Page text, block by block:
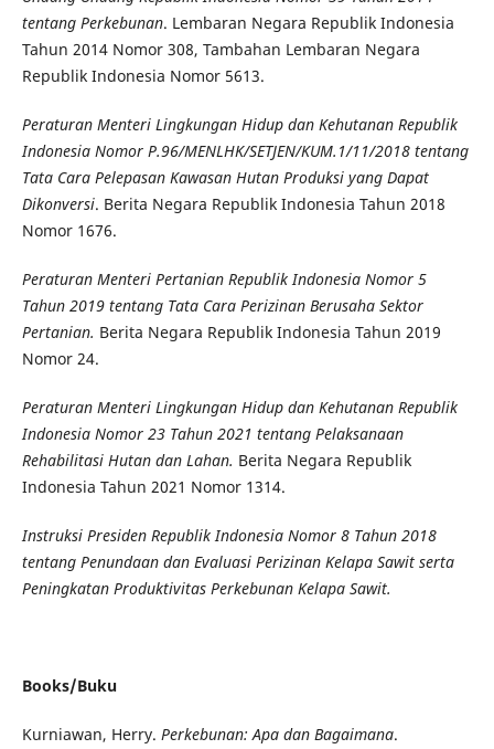
tentang Perkebunan. Lembaran Negara Republik Indonesia
Tahun 2014 Nomor 308, Tambahan Lembaran Negara
Republik Indonesia Nomor 5613.
Peraturan Menteri Lingkungan Hidup dan Kehutanan Republik
Indonesia Nomor P.96/MENLHK/SETJEN/KUM.1/11/2018 tentang
Tata Cara Pelepasan Kawasan Hutan Produksi yang Dapat
Dikonversi. Berita Negara Republik Indonesia Tahun 2018
Nomor 1676.
Peraturan Menteri Pertanian Republik Indonesia Nomor 5
Tahun 2019 tentang Tata Cara Perizinan Berusaha Sektor
Pertanian. Berita Negara Republik Indonesia Tahun 2019
Nomor 24.
Peraturan Menteri Lingkungan Hidup dan Kehutanan Republik
Indonesia Nomor 23 Tahun 2021 tentang Pelaksanaan
Rehabilitasi Hutan dan Lahan. Berita Negara Republik
Indonesia Tahun 2021 Nomor 1314.
Instruksi Presiden Republik Indonesia Nomor 8 Tahun 2018
tentang Penundaan dan Evaluasi Perizinan Kelapa Sawit serta
Peningkatan Produktivitas Perkebunan Kelapa Sawit.
Books/Buku
Kurniawan, Herry. Perkebunan: Apa dan Bagaimana.